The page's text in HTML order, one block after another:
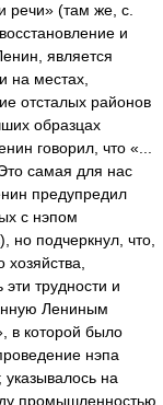
речи» (там же, с.
и
является
на местах,
отсталых районов
образцах
говорил, что «...
самая для нас
предупредил
с нэпом
но подчеркнул, что,
эти трудности и
Лениным
в которой было
нэпа
указывалось на
промышленностью